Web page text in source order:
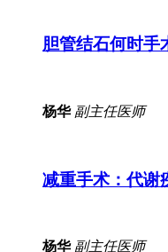
胆管结石何时手
杨华 副主任医师
减重手术：代谢
杨华 副主任医师